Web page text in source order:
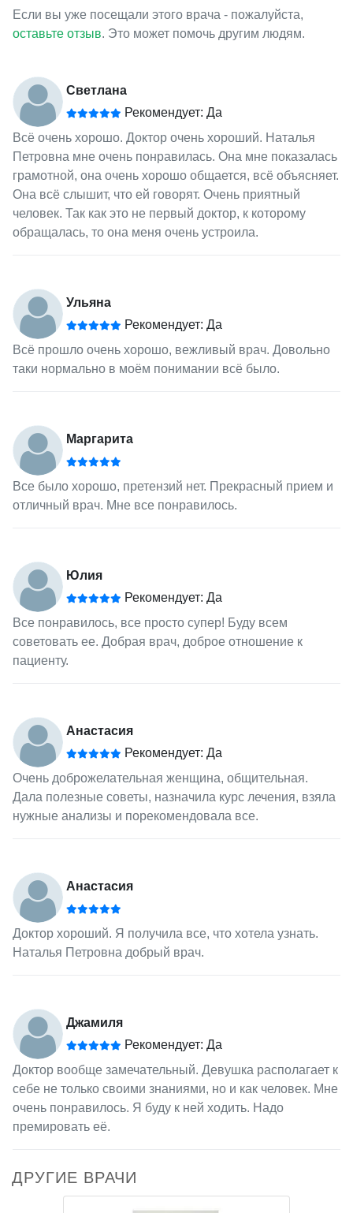
Если вы уже посещали этого врача - пожалуйста,
оставьте отзыв. Это может помочь другим людям.
Светлана
Рекомендует: Да
Всё очень хорошо. Доктор очень хороший. Наталья
Петровна мне очень понравилась. Она мне показалась
грамотной, она очень хорошо общается, всё объясняет.
Она всё слышит, что ей говорят. Очень приятный
человек. Так как это не первый доктор, к которому
обращалась, то она меня очень устроила.
Ульяна
Рекомендует: Да
Всё прошло очень хорошо, вежливый врач. Довольно
таки нормально в моём понимании всё было.
Маргарита
Все было хорошо, претензий нет. Прекрасный прием и
отличный врач. Мне все понравилось.
Юлия
Рекомендует: Да
Все понравилось, все просто супер! Буду всем
советовать ее. Добрая врач, доброе отношение к
пациенту.
Анастасия
Рекомендует: Да
Очень доброжелательная женщина, общительная.
Дала полезные советы, назначила курс лечения, взяла
нужные анализы и порекомендовала все.
Анастасия
Доктор хороший. Я получила все, что хотела узнать.
Наталья Петровна добрый врач.
Джамиля
Рекомендует: Да
Доктор вообще замечательный. Девушка располагает к
себе не только своими знаниями, но и как человек. Мне
очень понравилось. Я буду к ней ходить. Надо
премировать её.
ДРУГИЕ ВРАЧИ